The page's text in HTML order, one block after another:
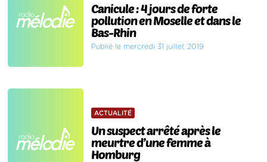
Canicule : 4 jours de forte
pollution en Moselle et dans le
Bas-Rhin
Publié le mercredi 31 juillet 2019
ACTUALITÉ
Un suspect arrêté après le
meurtre d’une femme à
Homburg